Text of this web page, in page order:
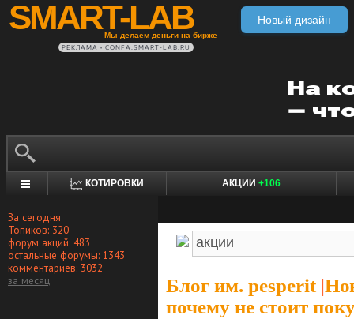
SMART-LAB
Мы делаем деньги на бирже
Новый дизайн
РЕКЛАМА • CONFA.SMART-LAB.RU
КОТИРОВКИ АКЦИИ +106
За сегодня
Топиков: 320
форум акций: 483
остальные форумы: 1343
комментариев: 3032
за месяц
Блог им. pesperit|
почему не стоит